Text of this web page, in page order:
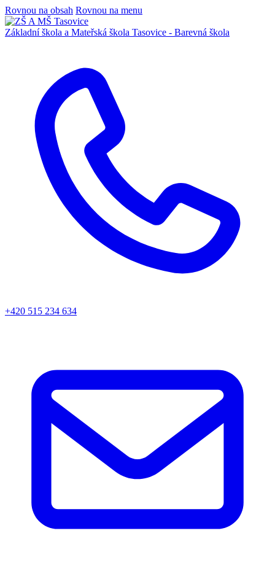
Rovnou na obsah Rovnou na menu
Základní škola a Mateřská škola Tasovice - Barevná škola
+420 515 234 634